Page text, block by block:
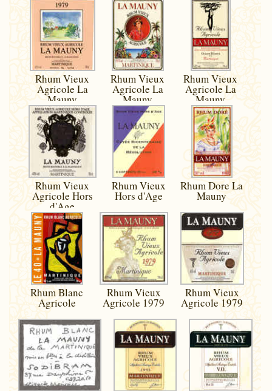
Rhum Vieux
Agricole La
Mauny
Rhum Vieux
Agricole La
Mauny
Rhum Vieux
Agricole La
Mauny
Rhum Vieux
Agricole Hors
d'Age
Rhum Vieux
Hors d'Age
Rhum Dore La
Mauny
Rhum Blanc
Agricole
Rhum Vieux
Agricole 1979
Rhum Vieux
Agricole 1979